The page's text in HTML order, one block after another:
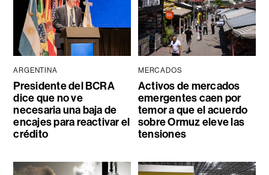
ARGENTINA
Presidente del BCRA
dice que no ve
necesaria una baja de
encajes para reactivar el
crédito
MERCADOS
Activos de mercados
emergentes caen por
temor a que el acuerdo
sobre Ormuz eleve las
tensiones